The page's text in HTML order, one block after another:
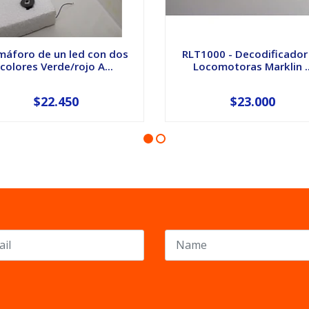
de un led con dos
colores Verde/rojo A...
$22.450
RLT1000 -
Locomotoras Marklin
$23.000